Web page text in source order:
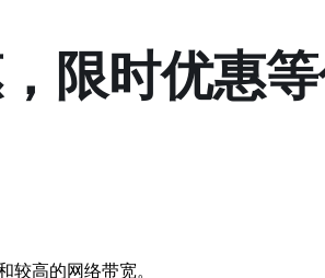
限时优惠等
较高的网络带宽。